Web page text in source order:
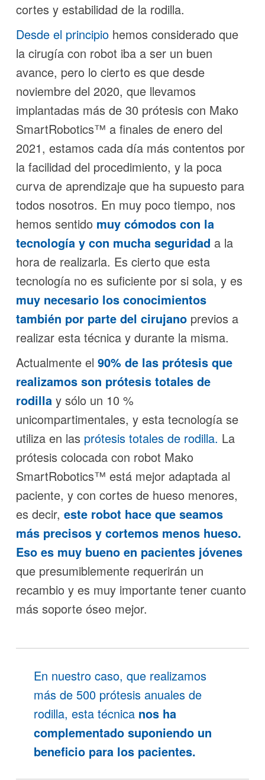
cortes y estabilidad de la rodilla.
Desde el principio hemos considerado que
la cirugía con robot iba a ser un buen
avance, pero lo cierto es que desde
noviembre del 2020, que llevamos
implantadas más de 30 prótesis con Mako
SmartRobotics™ a finales de enero del
2021, estamos cada día más contentos por
la facilidad del procedimiento, y la poca
curva de aprendizaje que ha supuesto para
todos nosotros. En muy poco tiempo, nos
hemos sentido muy cómodos con la
tecnología y con mucha seguridad a la
hora de realizarla. Es cierto que esta
tecnología no es suficiente por si sola, y es
muy necesario los conocimientos
también por parte del cirujano previos a
realizar esta técnica y durante la misma.
Actualmente el 90% de las prótesis que
realizamos son prótesis totales de
rodilla y sólo un 10 %
unicompartimentales, y esta tecnología se
utiliza en las prótesis totales de rodilla. La
prótesis colocada con robot Mako
SmartRobotics™ está mejor adaptada al
paciente, y con cortes de hueso menores,
es decir, este robot hace que seamos
más precisos y cortemos menos hueso.
Eso es muy bueno en pacientes jóvenes
que presumiblemente requerirán un
recambio y es muy importante tener cuanto
más soporte óseo mejor.
En nuestro caso, que realizamos
más de 500 prótesis anuales de
rodilla, esta técnica nos ha
complementado suponiendo un
beneficio para los pacientes.